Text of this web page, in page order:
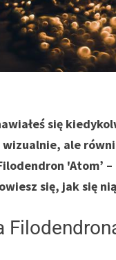
się
ale
'Atom’
się, jak się